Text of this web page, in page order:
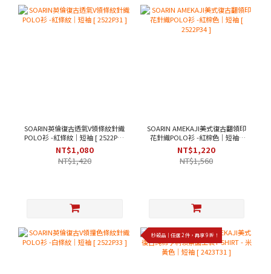
SOARIN英倫復古透氣V領條紋針織
POLO衫 -紅條紋｜短袖 [ 2522P31
]
NT$1,080
NT$1,420
SOARIN AMEKAJI美式復古翻領印
花針織POLO衫 -紅棕色｜短袖 [
2522P34 ]
NT$1,220
NT$1,560
秒殺品｜任選 2 件，再享 9 折！